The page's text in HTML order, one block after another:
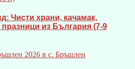
Чисти храни, качамак,
из България (7-9